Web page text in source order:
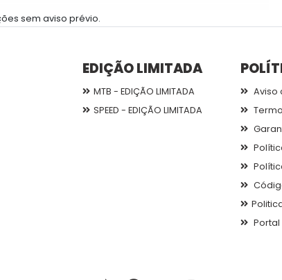
sem aviso prévio.
EDIÇÃO LIMITADA
MTB - EDIÇÃO LIMITADA
SPEED - EDIÇÃO LIMITADA
Aviso